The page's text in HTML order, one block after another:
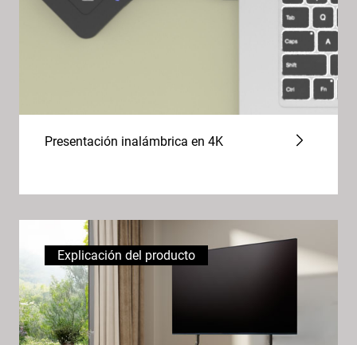
Presentación inalámbrica en 4K
Explicación del producto